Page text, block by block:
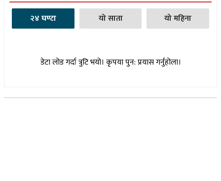
२४ घण्टा यो साता यो महिना
डेटा लोड गर्दा त्रुटि भयो। कृपया पुन: प्रयास गर्नुहोला।